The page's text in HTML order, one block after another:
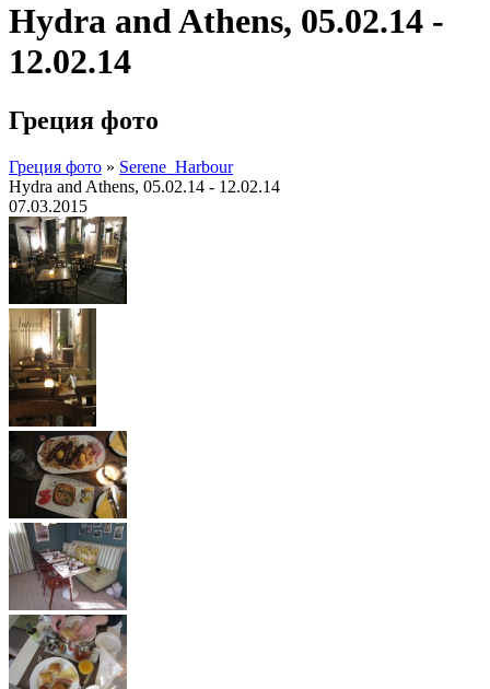
Hydra and Athens, 05.02.14 -
12.02.14
Греция фото
Греция фото » Serene_Harbour
Hydra and Athens, 05.02.14 - 12.02.14
07.03.2015